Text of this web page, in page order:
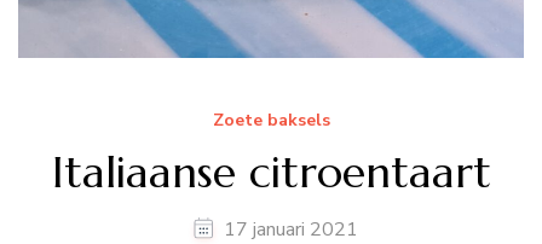
Zoete baksels
Italiaanse citroentaart
17 januari 2021